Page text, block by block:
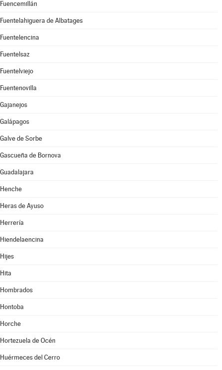
Fuencemillán
Fuentelahiguera de Albatages
Fuentelencina
Fuentelsaz
Fuentelviejo
Fuentenovilla
Gajanejos
Galápagos
Galve de Sorbe
Gascueña de Bornova
Guadalajara
Henche
Heras de Ayuso
Herrería
Hiendelaencina
Hijes
Hita
Hombrados
Hontoba
Horche
Hortezuela de Océn
Huérmeces del Cerro